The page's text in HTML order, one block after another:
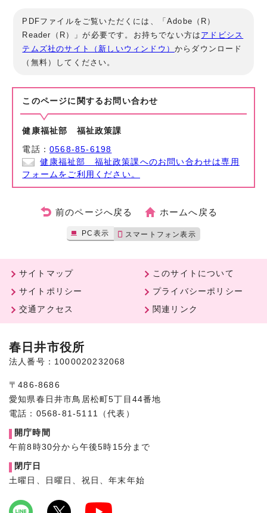
PDFファイルをご覧いただくには、「Adobe（R）
Reader（R）」が必要です。お持ちでない方は アドビシス
テムズ社のサイト（新しいウィンドウ）からダウンロード
（無料）してください。
このページに関する お問い合わせ
健康福祉部 福祉政策課
電話：0568-85-6198
健康福祉部 福祉政策課へのお問い合わせは専用
フォームをご利用ください。
前のページへ戻る ホームへ戻る
PC表示 スマートフォン表示
サイトマップ
このサイトについて
サイトポリシー
プライバシーポリシー
交通アクセス
関連リンク
春日井市役所
法人番号：1000020232068
〒486-8686
愛知県春日井市鳥居松町5丁目44番地
電話：0568-81-5111（代表）
開庁時間
午前8時30分から午後5時15分まで
閉庁日
土曜日、日曜日、祝日、年末年始